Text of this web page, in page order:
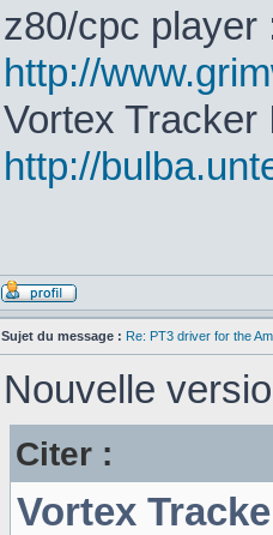
z80/cpc player
http://
Vortex Tracker
http://
Sujet du message : Re: PT3 driver for the
Nouvelle
Citer :
Vortex